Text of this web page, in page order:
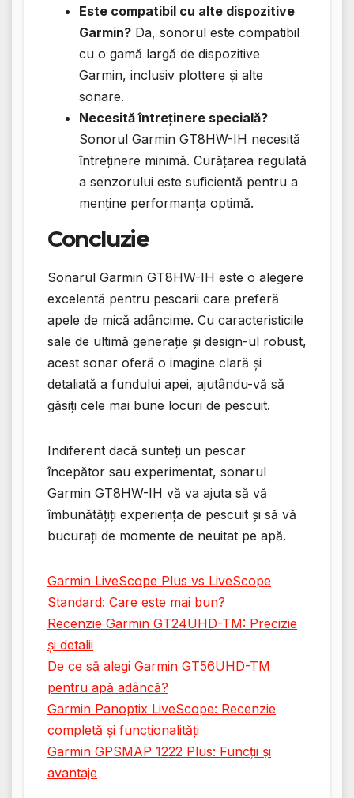
Este compatibil cu alte dispozitive
Garmin? Da, sonorul este compatibil
cu o gamă largă de dispozitive
Garmin, inclusiv plottere și alte
sonare.
Necesită întreținere specială?
Sonorul Garmin GT8HW-IH necesită
întreținere minimă. Curățarea regulată
a senzorului este suficientă pentru a
menține performanța optimă.
Concluzie
Sonarul Garmin GT8HW-IH este o alegere
excelentă pentru pescarii care preferă
apele de mică adâncime. Cu caracteristicile
sale de ultimă generație și design-ul robust,
acest sonar oferă o imagine clară și
detaliată a fundului apei, ajutându-vă să
găsiți cele mai bune locuri de pescuit.
Indiferent dacă sunteți un pescar
începător sau experimentat, sonarul
Garmin GT8HW-IH vă va ajuta să vă
îmbunătățiți experiența de pescuit și să vă
bucurați de momente de neuitat pe apă.
Garmin LiveScope Plus vs LiveScope
Standard: Care este mai bun?
Recenzie Garmin GT24UHD-TM: Precizie
și detalii
De ce să alegi Garmin GT56UHD-TM
pentru apă adâncă?
Garmin Panoptix LiveScope: Recenzie
completă și funcționalități
Garmin GPSMAP 1222 Plus: Funcții și
avantaje